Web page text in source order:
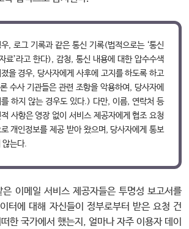
, 로그 기록과 같은 통신 기록(법적으로는 ‘통신
료’라고 한다), 감청, 통신 내용에 대한 압수수색
을 경우, 당사자에게 사후에 고지를 하도록 하고
수사 기관들은 관련 조항을 악용하여, 당사자에
를 하지 않는 경우도 있다.) 다만, 이름, 연락처 등
사항은 영장 없이 서비스 제공자에게 협조 요청
개인정보를 제공 받아 왔으며, 당사자에게 통보
않는다.
이메일 서비스 제공자들은 투명성 보고서를
터에 대해 자신들이 정부로부터 받은 요청 건
한 국가에서 했는지, 얼마나 자주 이용자 데이